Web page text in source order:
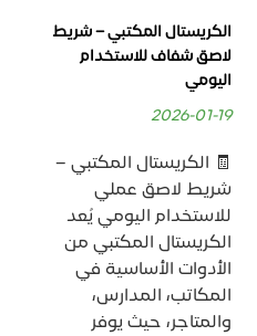
الكريستال المكتبي – شريط
لاصق شفاف للاستخدام
اليومي
2026-01-19
🧾 الكريستال المكتبي –
شريط لاصق عملي
للاستخدام اليومي يُعد
الكريستال المكتبي من
الأدوات الأساسية في
المكاتب، المدارس،
والمتاجر، حيث يوفر